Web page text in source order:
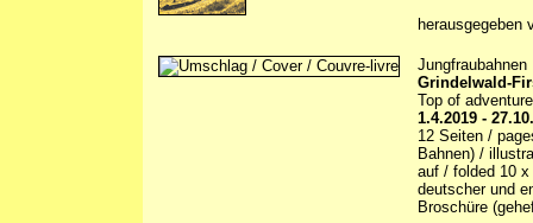
Jungfraubahnen
Grindelwald-
Top of adventure
1.4.2019 -
12 Seiten /
Bahnen) /
auf / folded 10
deutscher und
Broschüre